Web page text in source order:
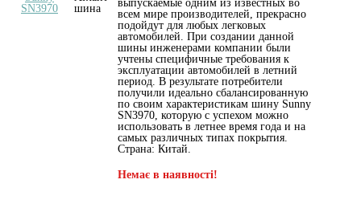
выпускаемые одним из известных во
всем мире производителей, прекрасно
подойдут для любых легковых
автомобилей. При создании данной
шины инженерами компании были
учтены специфичные требования к
эксплуатации автомобилей в летний
период. В результате потребители
получили идеально сбалансированную
по своим характеристикам шину Sunny
SN3970, которую с успехом можно
использовать в летнее время года и на
самых различных типах покрытия.
Страна: Китай.
Немає в наявності!